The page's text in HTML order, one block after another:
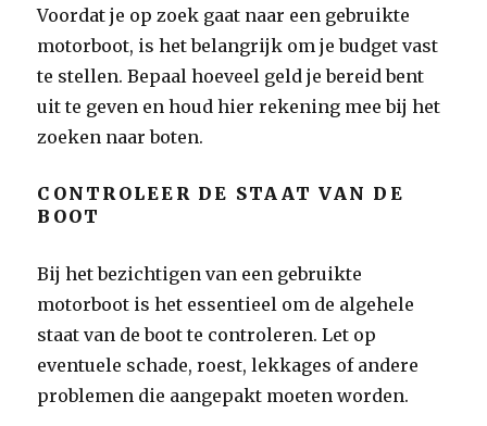
Voordat je op zoek gaat naar een gebruikte
motorboot, is het belangrijk om je budget vast
te stellen. Bepaal hoeveel geld je bereid bent
uit te geven en houd hier rekening mee bij het
zoeken naar boten.
CONTROLEER DE STAAT VAN DE
BOOT
Bij het bezichtigen van een gebruikte
motorboot is het essentieel om de algehele
staat van de boot te controleren. Let op
eventuele schade, roest, lekkages of andere
problemen die aangepakt moeten worden.